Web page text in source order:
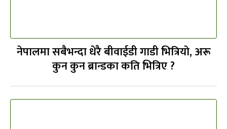
नेपालमा सबैभन्दा धेरै बीवाईडी गाडी भित्रियाे, अरू
कुन कुन ब्रान्डका कति भित्रिए ?